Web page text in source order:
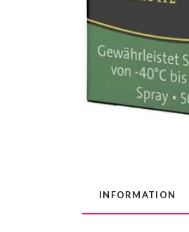
INFORMATION